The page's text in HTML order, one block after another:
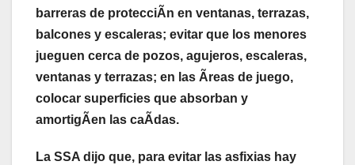
barreras de protecciÃn en ventanas, terrazas,
balcones y escaleras; evitar que los menores
jueguen cerca de pozos, agujeros, escaleras,
ventanas y terrazas; en las Ãreas de juego,
colocar superficies que absorban y
amortigÃen las caÃdas.
La SSA dijo que, para evitar las asfixias hay